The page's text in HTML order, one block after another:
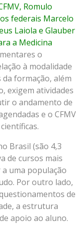
Romulo
federais Marcelo
Laiola e Glauber
a Medicina
o
à modalidade
formação, além
exigem atividades
o andamento de
e o CFMV
Brasil (são 4,3
de cursos mais
uma população
Por outro lado,
de
a estrutura
apoio ao aluno.